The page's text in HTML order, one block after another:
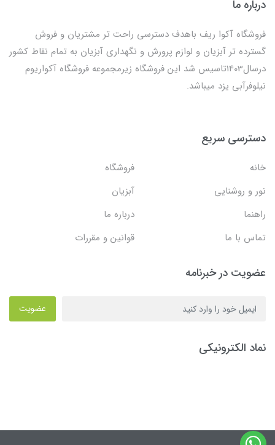
درباره ما
فروشگاه آکوا ریف باهدف دسترسی راحت تر مشتریان و فروش
گسترده تر آبزیان و لوازم پرورش و نگهداری آبزیان به تمام نقاط کشور
درسال1403تاسیس شد این فروشگاه زیرمجموعه فروشگاه آکواریوم
نیلوفرآبی یزد میباشد.
دسترسی سریع
خانه
فروشگاه
نور و روشنایی
آبزیان
راهنما
درباره ما
تماس با ما
قوانین و مقررات
عضویت در خبرنامه
عضویت
نماد الکترونیکی